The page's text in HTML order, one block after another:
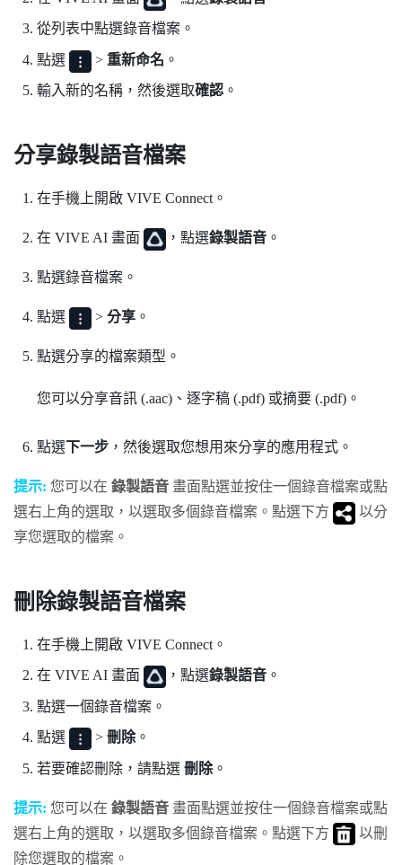
從列表中點選錄音檔案。
點選 > 重新命名 。
輸入新的名稱，然後選取確認。
分享錄製語音檔案
在手機上開啟 VIVE Connect。
在 VIVE AI畫面 ，點選錄製語音。
點選錄音檔案。
點選 > 分享。
點選分享的檔案類型。
您可以分享音訊 (.aac)、逐字稿 (.pdf) 或摘要 (.pdf)。
點選下一步，然後選取您想用來分享的應用程式。
提示: 您可以在 錄製語音 畫面點選並按住一個錄音檔案或點
選右上角的選取，以選取多個錄音檔案。點選下方
以分
享您選取的檔案。
刪除錄製語音檔案
在手機上開啟 VIVE Connect。
在 VIVE AI畫面 ，點選錄製語音。
點選一個錄音檔案。
點選 > 刪除。
若要確認刪除，請點選 刪除。
提示: 您可以在 錄製語音 畫面點選並按住一個錄音檔案或點
選右上角的選取，以選取多個錄音檔案。點選下方
以刪
除您選取的檔案。